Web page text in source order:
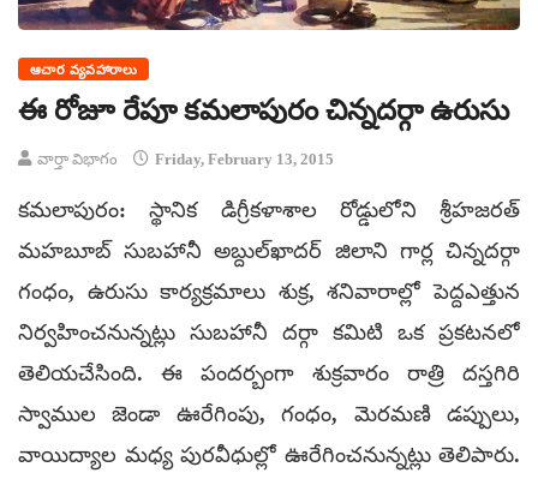
ఆచార వ్యవహారాలు
ఈ రోజూ రేపూ కమలాపురం చిన్నదర్గా ఉరుసు
వార్తా విభాగం Friday, February 13, 2015
కమలాపురం: స్థానిక డిగ్రీకళాశాల రోడ్డులోని శ్రీహజరత్
మహబూబ్ సుబహానీ అబ్దుల్‌ఖాదర్ జిలాని గార్ల చిన్నదర్గా
గంధం, ఉరుసు కార్యక్రమాలు శుక్ర, శనివారాల్లో పెద్దఎత్తున
నిర్వహించనున్నట్లు సుబహానీ దర్గా కమిటి ఒక ప్రకటనలో
తెలియచేసింది. ఈ పందర్బంగా శుక్రవారం రాత్రి దస్తగిరి
స్వాముల జెండా ఊరేగింపు, గంధం, మెరమణి డప్పులు,
వాయిద్యాల మధ్య పురవీధుల్లో ఊరేగించనున్నట్లు తెలిపారు.